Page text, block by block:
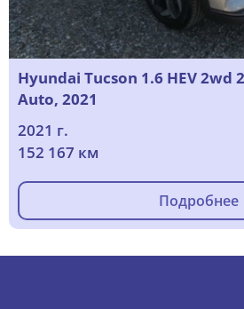
Hyundai Tucson 1.6 HEV 2wd
Auto, 2021
2021 г.
152 167 км
Подробнее